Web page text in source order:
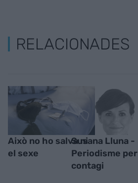
RELACIONADES
Això no ho salva ni
el sexe
Susana Lluna -
Periodisme per
contagi